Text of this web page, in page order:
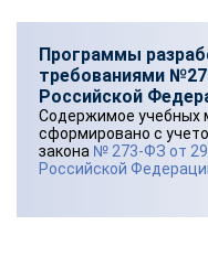
Программы
требованиями
Российской
Содержимое учебных
сформировано с
закона № 273-ФЗ от
Российской